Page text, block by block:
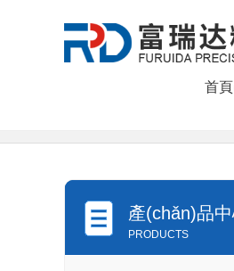
首
產(chǎn)品
PRODUCTS